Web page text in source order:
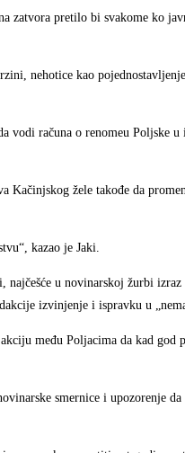
zatvora pretilo bi svakome ko
nehotice kao
vodi računa o renomeu Poljske
žele takođe da
kazao je Jaki.
u novinarskoj žurbi
izvinjenje i ispravku u
među Poljacima da kad
smernice i upozorenje